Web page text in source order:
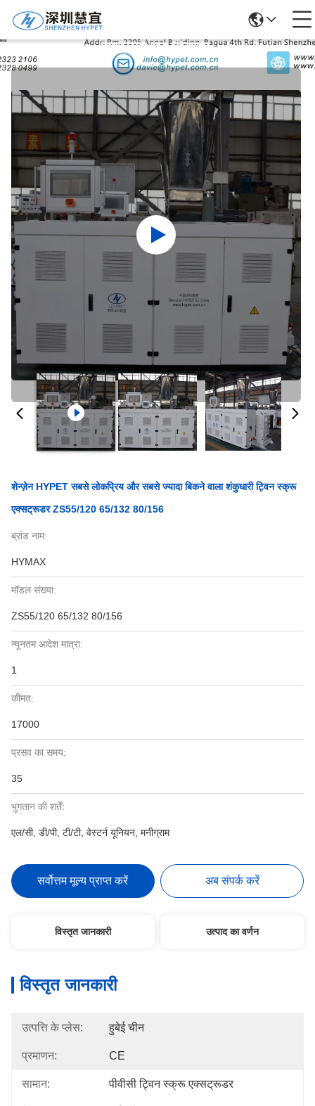
उत्पादों का विवरण
शेन्ज़ेन HYPET सबसे लोकप्रिय और सबसे ज्यादा बिकने वाला शंकुधारी ट्विन स्क्रू
एक्सट्रूडर ZS55/120 65/132 80/156
ब्रांड नाम:
HYMAX
मॉडल संख्या:
ZS55/120 65/132 80/156
न्यूनतम आदेश मात्रा:
1
कीमत:
17000
प्रसव का समय:
35
भुगतान की शर्तें:
एल/सी, डी/पी, टी/टी, वेस्टर्न यूनियन, मनीग्राम
सर्वोत्तम मूल्य प्राप्त करें अब संपर्क करें
विस्तृत जानकारी उत्पाद का वर्णन
विस्तृत जानकारी
उत्पत्ति के प्लेस: हुबेई चीन
प्रमाणन: CE
सामान: पीवीसी ट्विन स्क्रू एक्सट्रूडर